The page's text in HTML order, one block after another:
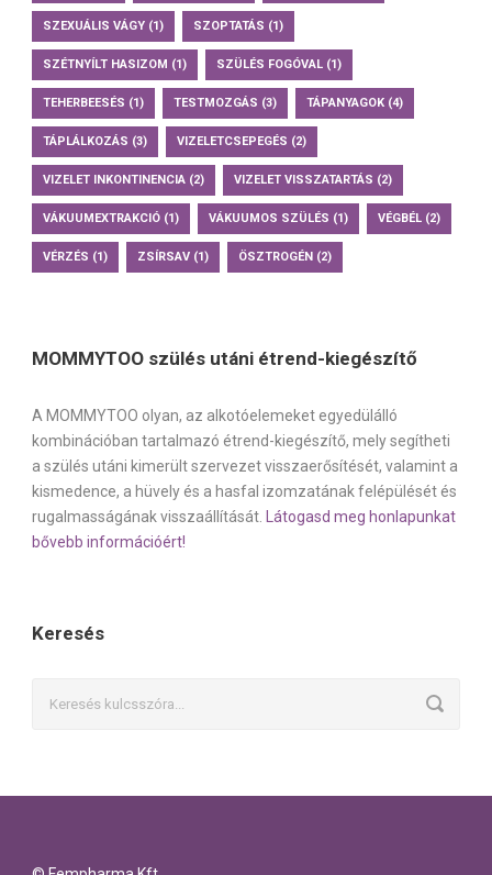
SZEXUÁLIS VÁGY (1) SZOPTATÁS (1)
SZÉTNYÍLT HASIZOM (1) SZÜLÉS FOGÓVAL (1)
TEHERBEESÉS (1) TESTMOZGÁS (3) TÁPANYAGOK (4)
TÁPLÁLKOZÁS (3) VIZELETCSEPEGÉS (2)
VIZELET INKONTINENCIA (2) VIZELET VISSZATARTÁS (2)
VÁKUUMEXTRAKCIÓ (1) VÁKUUMOS SZÜLÉS (1) VÉGBÉL (2)
VÉRZÉS (1) ZSÍRSAV (1) ÖSZTROGÉN (2)
MOMMYTOO szülés utáni étrend-kiegészítő
A MOMMYTOO olyan, az alkotóelemeket egyedülálló
kombinációban tartalmazó étrend-kiegészítő, mely segítheti
a szülés utáni kimerült szervezet visszaerősítését, valamint a
kismedence, a hüvely és a hasfal izomzatának felépülését és
rugalmasságának visszaállítását.
Látogasd meg honlapunkat
bővebb információért!
Keresés